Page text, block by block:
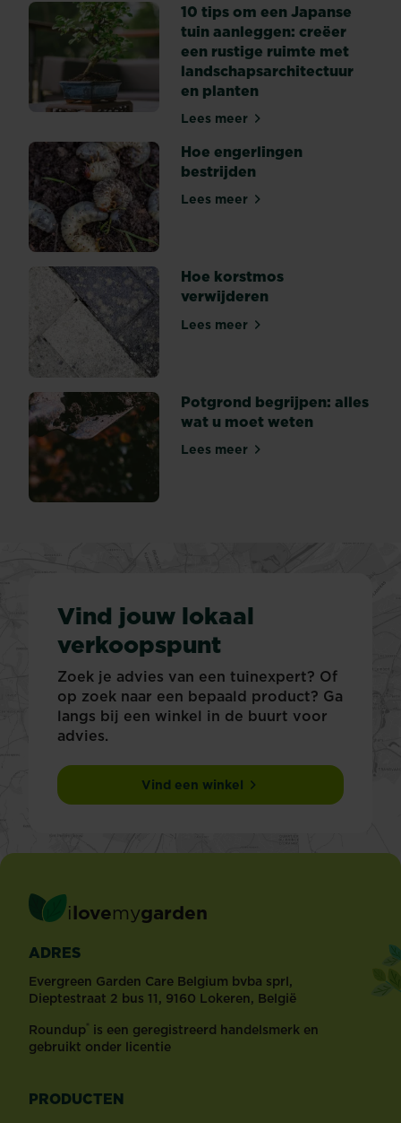
10 tips om een Japanse
tuin aanleggen: creëer
een rustige ruimte met
landschapsarchitectuur
en planten
Lees meer10 tips om een Japanse
Hoe engerlingen
bestrijden
Lees meerHoe engerlingen bestrijden
Hoe korstmos
verwijderen
Lees meerHoe korstmos verwijderen
Potgrond begrijpen: alles
wat u moet weten
Lees meerPotgrond begrijpen: alles
Vind jouw lokaal
verkoopspunt
Zoek je advies van een tuinexpert? Of
op zoek naar een bepaald product? Ga
langs bij een winkel in de buurt voor
advies.
Vind een winkel
ilovemygarden
ADRES
Evergreen Garden Care Belgium bvba sprl,
Dieptestraat 2 bus 11, 9160 Lokeren, België
Roundup® is een geregistreerd handelsmerk en
gebruikt onder licentie
PRODUCTEN